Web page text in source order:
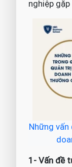
nghiệp
Những
1- Vấn đề